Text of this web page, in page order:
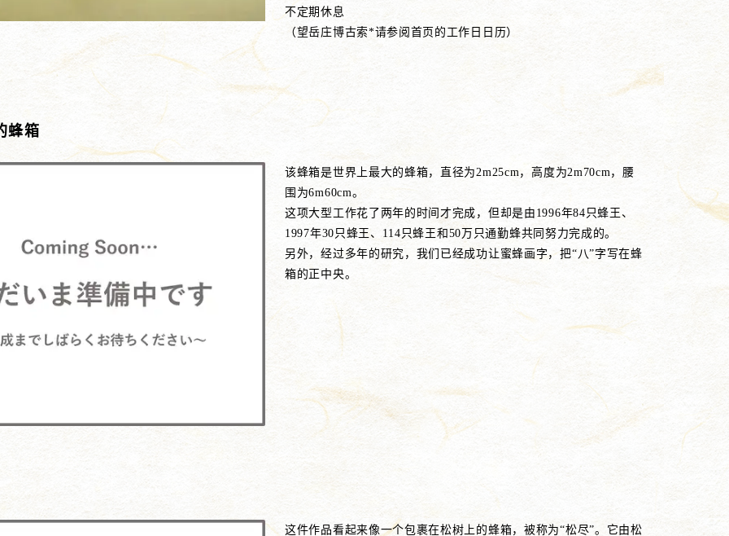
不定期休息
（望岳庄博古索*请参阅首页的工作日日历）
蜂箱
该蜂箱是世界上最大的蜂箱，直径为2m25cm，高度为2m70cm，腰
围为6m60cm。
这项大型工作花了两年的时间才完成，但却是由1996年84只蜂王、
1997年30只蜂王、114只蜂王和50万只通勤蜂共同努力完成的。
另外，经过多年的研究，我们已经成功让蜜蜂画字，把“八”字写在蜂
箱的正中央。
这件作品看起来像一个包裹在松树上的蜂箱，被称为“松尽”。它由松